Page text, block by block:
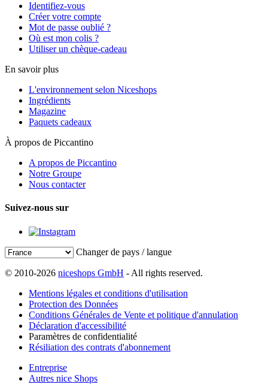
Identifiez-vous
Créer votre compte
Mot de passe oublié ?
Où est mon colis ?
Utiliser un chèque-cadeau
En savoir plus
L'environnement selon Niceshops
Ingrédients
Magazine
Paquets cadeaux
À propos de Piccantino
A propos de Piccantino
Notre Groupe
Nous contacter
Suivez-nous sur
Changer de pays / langue
© 2010-2026 niceshops GmbH - All rights reserved.
Mentions légales et conditions d'utilisation
Protection des Données
Conditions Générales de Vente et politique d'annulation
Déclaration d'accessibilité
Paramètres de confidentialité
Résiliation des contrats d'abonnement
Entreprise
Autres nice Shops